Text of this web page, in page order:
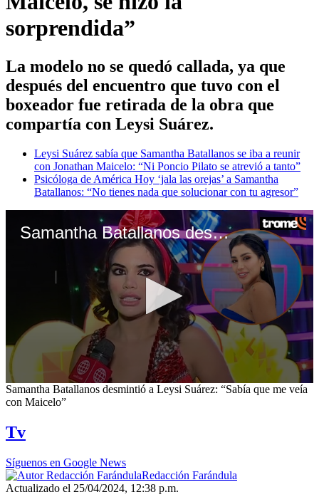
sorprendida”
La modelo no se quedó callada, ya que
después del encuentro que tuvo con el
boxeador fue retirada de la obra que
compartía con Leysi Suárez.
Leysi Suárez sabía que Samantha Batallanos se iba a reunir
con Jonathan Maicelo: “Ni Poncio Pilato se atrevió a tanto”
Psicóloga de América Hoy ‘jala las orejas’ a Samantha
Batallanos: “No tienes nada que solucionar con tu agresor”
Samantha Batallanos desmintió a Leysi Suárez: “Sabía que me veía con Maicelo”
0
seconds
minutes,
40
seconds
Samantha Batallanos desmintió a Leysi Suárez: “Sabía que me veía
con Maicelo”
Tv
Síguenos en Google News
Redacción Farándula
Actualizado el 25/04/2024, 12:38 p.m.